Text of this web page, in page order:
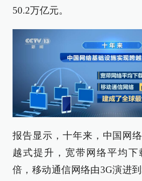
50.2万亿元。
报告显示，十年来，中国网
越式提升，宽带网络平均下
倍，移动通信网络由3G演进